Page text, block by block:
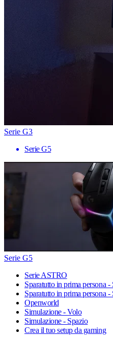
Serie G3
Serie G5
Serie G5
Serie ASTRO
Sparatutto in prima persona -
Sparatutto in prima persona -
Openworld
Simulazione - Volo
Simulazione - Spazio
Crea il tuo setup da gaming